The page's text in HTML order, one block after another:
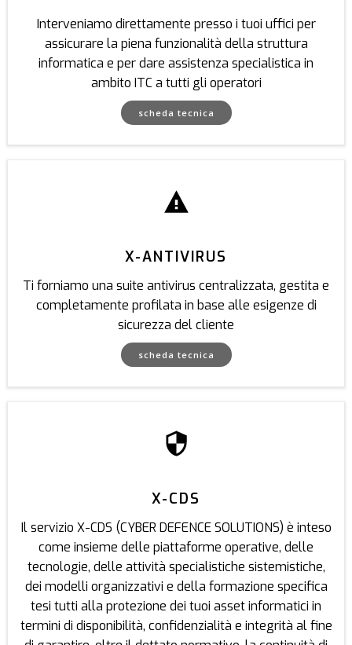
Interveniamo direttamente presso i tuoi uffici per
assicurare la piena funzionalità della struttura
informatica e per dare assistenza specialistica in
ambito ITC a tutti gli operatori
scheda tecnica
X-ANTIVIRUS
Ti forniamo una suite antivirus centralizzata, gestita e
completamente profilata in base alle esigenze di
sicurezza del cliente
scheda tecnica
X-CDS
Il servizio X-CDS (CYBER DEFENCE SOLUTIONS) è inteso
come insieme delle piattaforme operative, delle
tecnologie, delle attività specialistiche sistemistiche,
dei modelli organizzativi e della formazione specifica
tesi tutti alla protezione dei tuoi asset informatici in
termini di disponibilità, confidenzialità e integrità al fine